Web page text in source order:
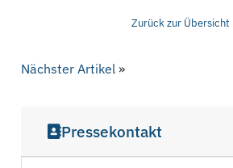
Zurück zur Übersicht
Nächster Artikel »
Pressekontakt